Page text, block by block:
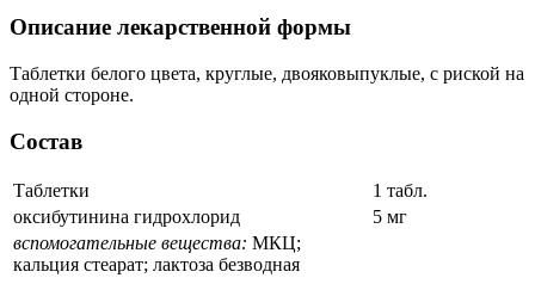
Описание лекарственной формы
Таблетки белого цвета, круглые, двояковыпуклые, с риской на
одной стороне.
Состав
Таблетки
1 табл.
оксибутинина гидрохлорид
5 мг
вспомогательные вещества: МКЦ;
кальция стеарат; лактоза безводная